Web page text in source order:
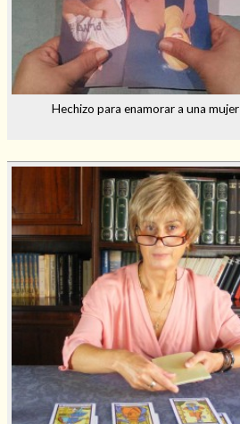
Hechizo para enamorar a una mujer